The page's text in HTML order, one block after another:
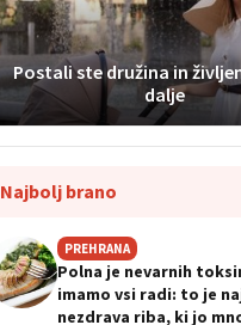
Postali ste družina in
dalje
Najbolj brano
PREHRANA
Polna je nevarnih
imamo vsi radi: to je
nezdrava riba, ki jo